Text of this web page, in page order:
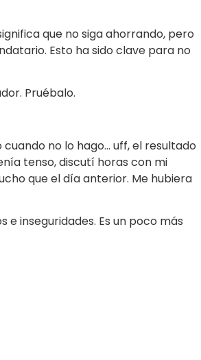
que no siga ahorrando, pero
Esto ha sido clave para no
Pruébalo.
no lo hago… uff, el resultado
tenso, discutí horas con mi
que el día anterior. Me hubiera
inseguridades. Es un poco más